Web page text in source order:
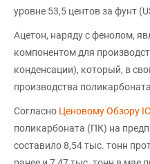
уровне 53,5 центов за фунт
Ацетон, наряду с фенолом,
компонентом для
конденсации), который, в
производства
Согласно Ценовому Обзору
поликарбоната (ПК) на
составило 8,54 тыс. тонн